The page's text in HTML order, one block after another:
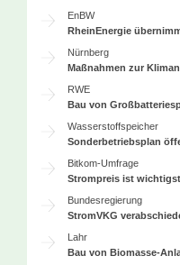
EnBW
RheinEnergie
Nürnberg
Maßnahmen zur
RWE
Bau von
Wasserstoffspeicher
Sonderbetriebsplan
Bitkom-Umfrage
Strompreis ist
Bundesregierung
StromVKG
Lahr
Bau von Biomasse-